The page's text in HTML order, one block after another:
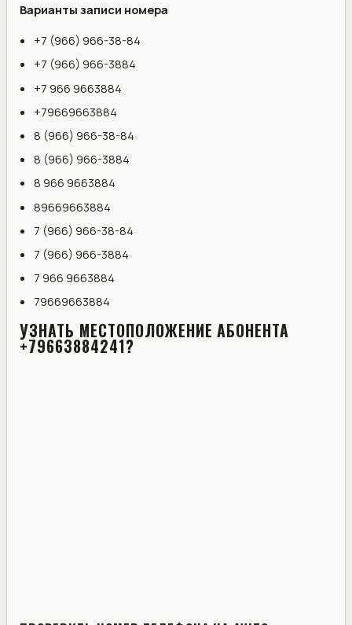
Варианты записи номера
+7 (966) 966-38-84
+7 (966) 966-3884
+7 966 9663884
+79669663884
8 (966) 966-38-84
8 (966) 966-3884
8 966 9663884
89669663884
7 (966) 966-38-84
7 (966) 966-3884
7 966 9663884
79669663884
УЗНАТЬ МЕСТОПОЛОЖЕНИЕ АБОНЕНТА
+79663884241?